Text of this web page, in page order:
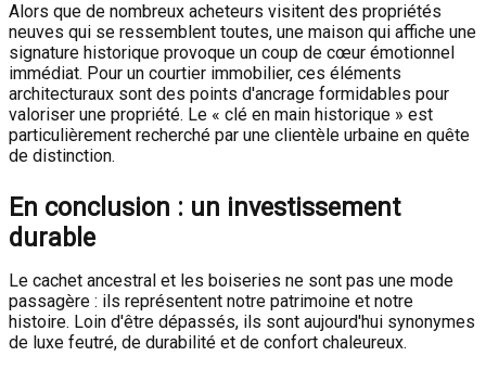
Alors que de nombreux acheteurs visitent des propriétés
neuves qui se ressemblent toutes, une maison qui affiche une
signature historique provoque un coup de cœur émotionnel
immédiat. Pour un courtier immobilier, ces éléments
architecturaux sont des points d'ancrage formidables pour
valoriser une propriété. Le « clé en main historique » est
particulièrement recherché par une clientèle urbaine en quête
de distinction.
En conclusion : un investissement
durable
Le cachet ancestral et les boiseries ne sont pas une mode
passagère : ils représentent notre patrimoine et notre
histoire. Loin d'être dépassés, ils sont aujourd'hui synonymes
de luxe feutré, de durabilité et de confort chaleureux.